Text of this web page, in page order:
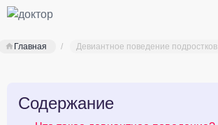
Главная Девиантное поведение подростков
Содержание